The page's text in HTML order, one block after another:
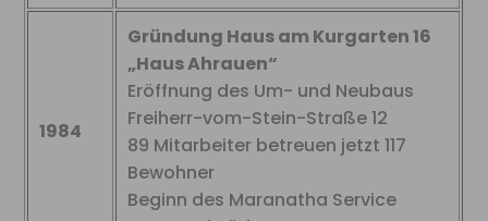
1984
Gründung Haus am Kurgarten 16
„Haus Ahrauen“
Eröffnung des Um- und Neubaus
Freiherr-vom-Stein-Straße 12
89 Mitarbeiter betreuen jetzt 117
Bewohner
Beginn des Maranatha Service